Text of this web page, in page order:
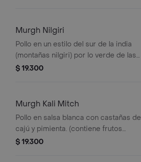
Murgh Nilgiri
Pollo en un estilo del sur de la india
(montañas nilgiri) por lo verde de las
montañas con una mezcla de coco,
$ 19.300
Murgh Kali Mitch
Pollo en salsa blanca con castañas de
cajú y pimienta. (contiene frutos
secos)
$ 19.300